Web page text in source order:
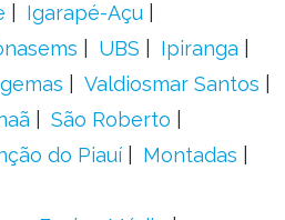
Igarapé-Açu
UBS
Ipiranga
Valdiosmar Santos
São Roberto
do Piauí
Montadas